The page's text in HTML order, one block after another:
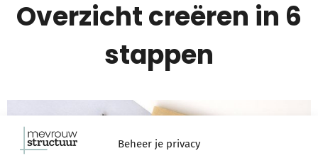
Beheer je privacy
Overzicht creëren in 6
stappen